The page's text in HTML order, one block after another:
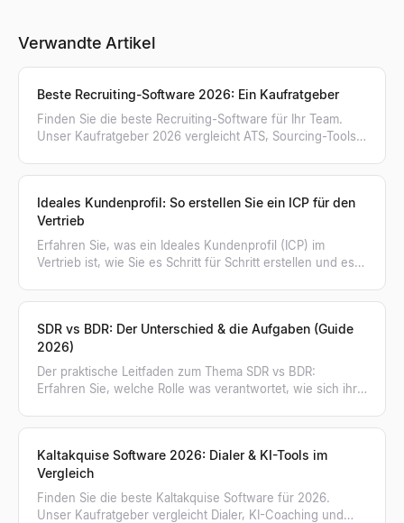
Verwandte Artikel
Beste Recruiting-Software 2026: Ein Kaufratgeber
Finden Sie die beste Recruiting-Software für Ihr Team.
Unser Kaufratgeber 2026 vergleicht ATS, Sourcing-Tools,
Ideales Kundenprofil: So erstellen Sie ein ICP für den
Vertrieb
Erfahren Sie, was ein Ideales Kundenprofil (ICP) im
Vertrieb ist, wie Sie es Schritt für Schritt erstellen und es
SDR vs BDR: Der Unterschied & die Aufgaben (Guide
2026)
Der praktische Leitfaden zum Thema SDR vs BDR:
Erfahren Sie, welche Rolle was verantwortet, wie sich ihre
Kaltakquise Software 2026: Dialer & KI-Tools im
Vergleich
Finden Sie die beste Kaltakquise Software für 2026.
Unser Kaufratgeber vergleicht Dialer, KI-Coaching und